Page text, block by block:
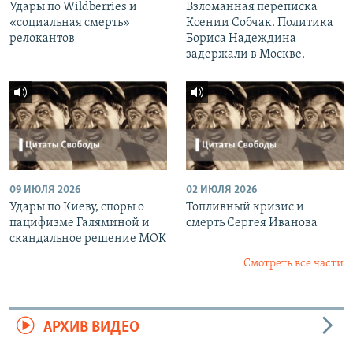
Удары по Wildberries и
«социальная смерть»
релокантов
Взломанная переписка
Ксении Собчак. Политика
Бориса Надеждина
задержали в Москве.
09 ИЮЛЯ 2026
Удары по Киеву, споры о
пацифизме Галяминой и
скандальное решение МОК
02 ИЮЛЯ 2026
Топливный кризис и
смерть Сергея Иванова
Смотреть все части
АРХИВ ВИДЕО